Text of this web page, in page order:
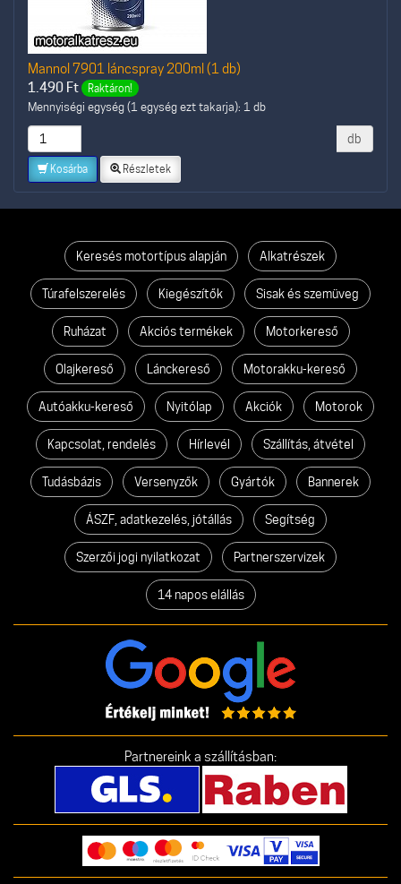
Mannol 7901 láncspray 200ml (1 db)
1.490 Ft Raktáron!
Mennyiségi egység (1 egység ezt takarja): 1 db
db
Kosárba Részletek
Keresés motortípus alapján Alkatrészek
Túrafelszerelés Kiegészítők Sisak és szemüveg
Ruházat Akciós termékek Motorkereső
Olajkereső Lánckereső Motorakku-kereső
Autóakku-kereső Nyitólap Akciók Motorok
Kapcsolat, rendelés Hírlevél Szállítás, átvétel
Tudásbázis Versenyzők Gyártók Bannerek
ÁSZF, adatkezelés, jótállás Segítség
Szerzői jogi nyilatkozat Partnerszervizek
14 napos elállás
Partnereink a szállításban: